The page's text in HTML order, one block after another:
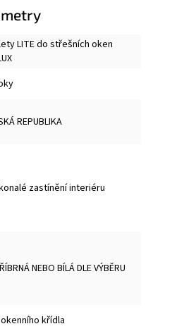
LITE do střešních oken
REPUBLIKA
zastínění interiéru
NEBO BÍLÁ DLE VÝBĚRU
křídla